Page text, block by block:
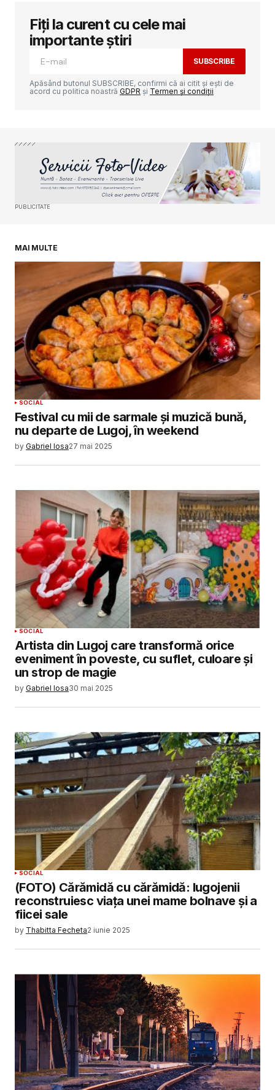
Adresa ta de email nu va fi publicată.
Câmpurile obligatorii sunt marcate cu
Your E-mail*
SUBMIT COMMENT
Fiți la curent cu cele mai
importante știri
SUBSCRIBE
Apăsând butonul SUBSCRIBE, confirmi că ai citit și ești de
acord cu politica noastră GDPR și Termen și condiții
PUBLICITATE
MAI MULTE
SOCIAL
Festival cu mii de sarmale și muzică bună,
nu departe de Lugoj, în weekend
by Gabriel Iosa27 mai 2025
SOCIAL
Artista din Lugoj care transformă orice
eveniment în poveste, cu suflet, culoare și
un strop de magie
by Gabriel Iosa30 mai 2025
SOCIAL
(FOTO) Cărămidă cu cărămidă: lugojenii
reconstruiesc viața unei mame bolnave și a
fiicei sale
by Thabitta Fecheta2 iunie 2025